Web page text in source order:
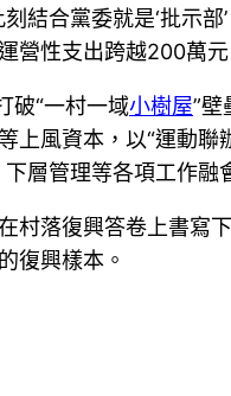
結合黨委就是‘批示
性支出跨越200萬元
破“一村一域小樹屋”壁
風資本，以“運動
層管理等各項工作融
落復興答卷上書寫
復興樣本。